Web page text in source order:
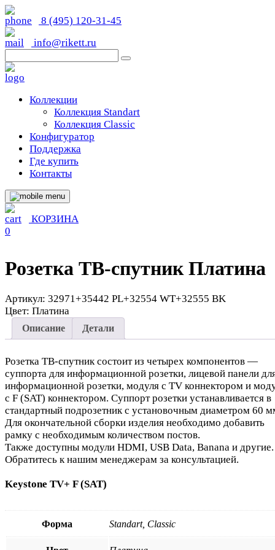
8 (495) 120-31-45
info@rikett.ru
Коллекции
Коллекция Standart
Коллекция Classic
Конфигуратор
Поддержка
Где купить
Контакты
КОРЗИНА
0
Розетка ТВ-спутник Платина
Артикул: 32971+35442 PL+32554 WT+32555 BK
Цвет: Платина
Описание Детали
Розетка ТВ-спутник состоит из четырех компонентов —
суппорта для информационной розетки, лицевой панели
информационной розетки, модуля с TV коннектором и
с F (SAT) коннектором. Суппорт розетки устанавливается в
стандартный подрозетник с установочным диаметром 60
Для окончательной сборки изделия необходимо добавить
рамку с необходимым количеством постов.
Также доступны модули HDMI, USB Data, Banana и другие.
Обратитесь к нашим менеджерам за консультацией.
Keystone TV+ F (SAT)
Форма Standart, Classic